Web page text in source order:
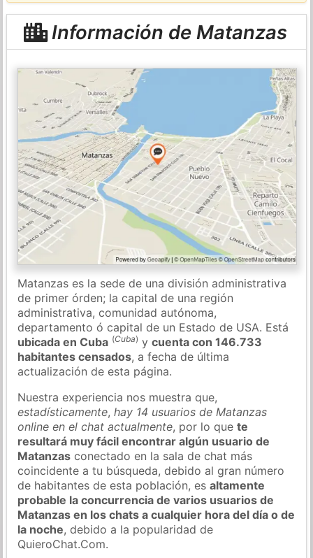
Información de Matanzas
Matanzas es la sede de una división administrativa
de primer órden; la capital de una región
administrativa, comunidad autónoma,
departamento ó capital de un Estado de USA. Está
ubicada en Cuba (Cuba) ycuenta con 146.733
habitantes censados, a fecha de última
actualización de esta página.
Nuestra experiencia nos muestra que,
estadísticamente,hay 14 usuarios de Matanzas
online en el chat actualmente, por lo quete
resultará muy fácil encontrar algún usuario de
Matanzas conectado en la sala de chat más
coincidente a tu búsqueda, debido al gran número
de habitantes de esta población, esaltamente
probable la concurrencia de varios usuarios de
Matanzas en los chats a cualquier hora del día o de
la noche, debido a la popularidad de
QuieroChat.Com.